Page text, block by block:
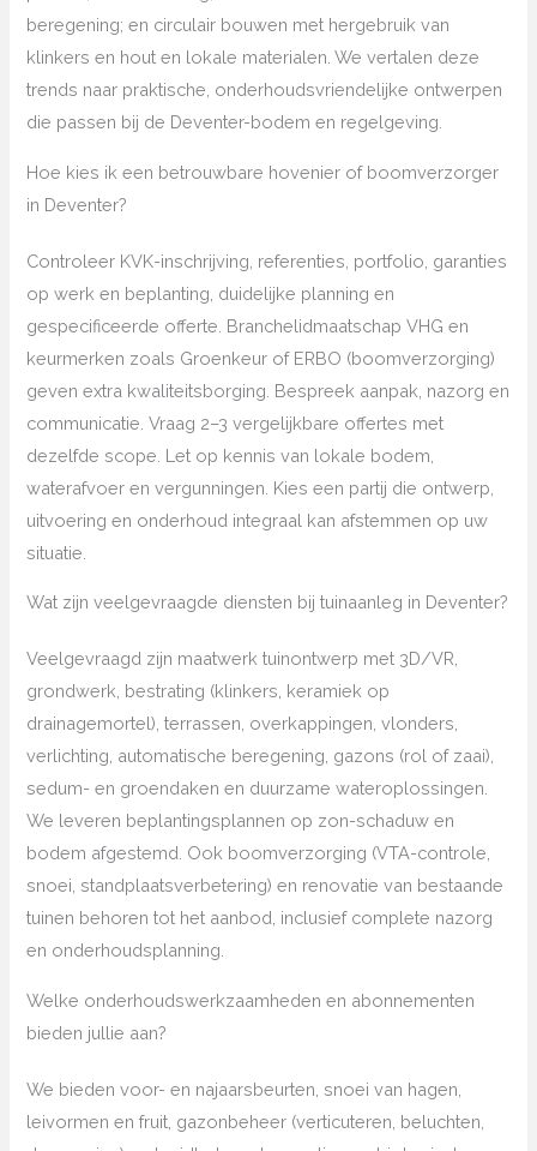
beregening; en circulair bouwen met hergebruik van
klinkers en hout en lokale materialen. We vertalen deze
trends naar praktische, onderhoudsvriendelijke ontwerpen
die passen bij de Deventer-bodem en regelgeving.
Hoe kies ik een betrouwbare hovenier of boomverzorger
in Deventer?
Controleer KVK-inschrijving, referenties, portfolio, garanties
op werk en beplanting, duidelijke planning en
gespecificeerde offerte. Branchelidmaatschap VHG en
keurmerken zoals Groenkeur of ERBO (boomverzorging)
geven extra kwaliteitsborging. Bespreek aanpak, nazorg en
communicatie. Vraag 2–3 vergelijkbare offertes met
dezelfde scope. Let op kennis van lokale bodem,
waterafvoer en vergunningen. Kies een partij die ontwerp,
uitvoering en onderhoud integraal kan afstemmen op uw
situatie.
Wat zijn veelgevraagde diensten bij tuinaanleg in Deventer?
Veelgevraagd zijn maatwerk tuinontwerp met 3D/VR,
grondwerk, bestrating (klinkers, keramiek op
drainagemortel), terrassen, overkappingen, vlonders,
verlichting, automatische beregening, gazons (rol of zaai),
sedum- en groendaken en duurzame wateroplossingen.
We leveren beplantingsplannen op zon-schaduw en
bodem afgestemd. Ook boomverzorging (VTA-controle,
snoei, standplaatsverbetering) en renovatie van bestaande
tuinen behoren tot het aanbod, inclusief complete nazorg
en onderhoudsplanning.
Welke onderhoudswerkzaamheden en abonnementen
bieden jullie aan?
We bieden voor- en najaarsbeurten, snoei van hagen,
leivormen en fruit, gazonbeheer (verticuteren, beluchten,